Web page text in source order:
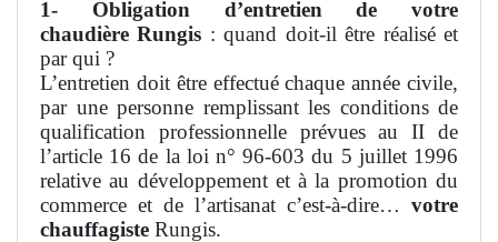
1- Obligation d’entretien de votre
chaudièreRungis : quand doit-il être réalisé et
par qui ?
L’entretien doit être effectué chaque année civile,
par une personne remplissant les conditions de
qualification professionnelle prévues au II de
l’article 16 de la loi n° 96-603 du 5 juillet 1996
relative au développement et à la promotion du
commerce et de l’artisanat c’est-à-dire… votre
chauffagiste Rungis.